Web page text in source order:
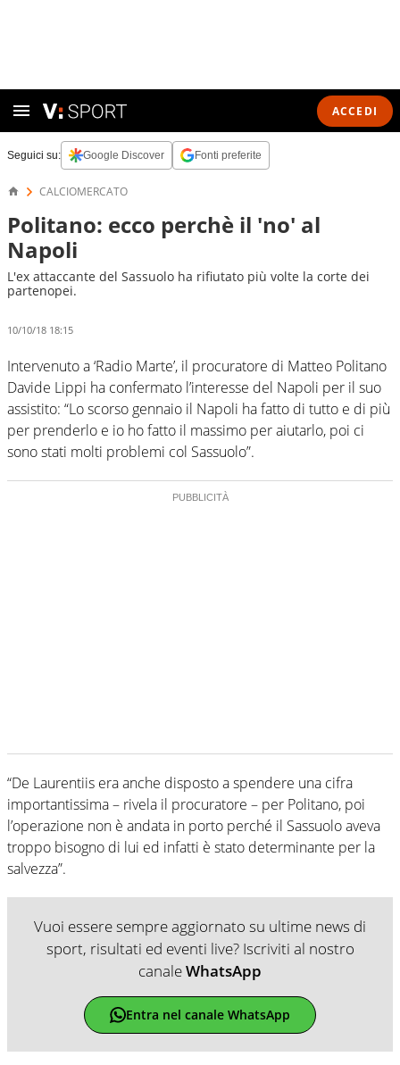
ACCEDI
Seguici su: Google Discover Fonti preferite
CALCIOMERCATO
Politano: ecco perchè il 'no' al
Napoli
L'ex attaccante del Sassuolo ha rifiutato più volte la corte dei
partenopei.
10/10/18 18:15
Intervenuto a ‘Radio Marte’, il procuratore di Matteo Politano
Davide Lippi ha confermato l’interesse del Napoli per il suo
assistito: “Lo scorso gennaio il Napoli ha fatto di tutto e di più
per prenderlo e io ho fatto il massimo per aiutarlo, poi ci
sono stati molti problemi col Sassuolo”.
“De Laurentiis era anche disposto a spendere una cifra
importantissima – rivela il procuratore – per Politano, poi
l’operazione non è andata in porto perché il Sassuolo aveva
troppo bisogno di lui ed infatti è stato determinante per la
salvezza”.
Vuoi essere sempre aggiornato su ultime news di
sport, risultati ed eventi live? Iscriviti al nostro
canaleWhatsApp
Entra nel canale WhatsApp